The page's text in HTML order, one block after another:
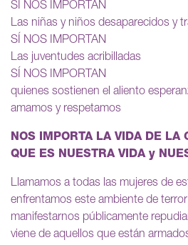
SÍ NOS IMPORTAN
Las niñas y niños desaparecidos y
SÍ NOS IMPORTAN
Las juventudes acribilladas
SÍ NOS IMPORTAN
quienes sostienen el aliento
amamos y respetamos
NOS IMPORTA LA VIDA DE LA
QUE ES NUESTRA VIDA y
Llamamos a todas las mujeres de
enfrentamos este ambiente de
manifestarnos públicamente
viene de aquellos que están